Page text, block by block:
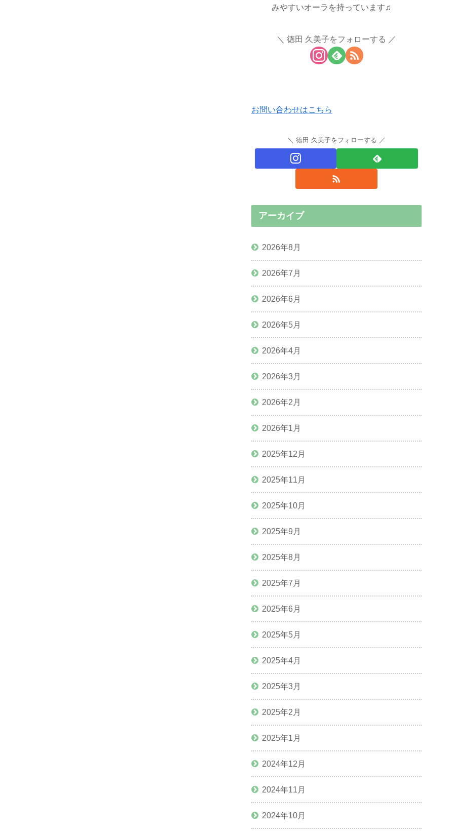
みやすいオーラを持っています♫
徳田 久美子をフォローする
お問い合わせはこちら
徳田 久美子をフォローする
アーカイブ
2026年8月
2026年7月
2026年6月
2026年5月
2026年4月
2026年3月
2026年2月
2026年1月
2025年12月
2025年11月
2025年10月
2025年9月
2025年8月
2025年7月
2025年6月
2025年5月
2025年4月
2025年3月
2025年2月
2025年1月
2024年12月
2024年11月
2024年10月